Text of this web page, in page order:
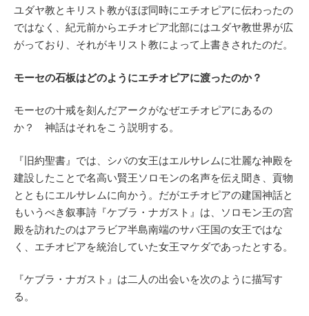
ユダヤ教とキリスト教がほぼ同時にエチオピアに伝わったの
ではなく、紀元前からエチオピア北部にはユダヤ教世界が広
がっており、それがキリスト教によって上書きされたのだ。
モーセの石板はどのようにエチオピアに渡ったのか？
モーセの十戒を刻んだアークがなぜエチオピアにあるの
か？ 神話はそれをこう説明する。
『旧約聖書』では、シバの女王はエルサレムに壮麗な神殿を
建設したことで名高い賢王ソロモンの名声を伝え聞き、貢物
とともにエルサレムに向かう。だがエチオピアの建国神話と
もいうべき叙事詩『ケブラ・ナガスト』は、ソロモン王の宮
殿を訪れたのはアラビア半島南端のサバ王国の女王ではな
く、エチオピアを統治していた女王マケダであったとする。
『ケブラ・ナガスト』は二人の出会いを次のように描写す
る。